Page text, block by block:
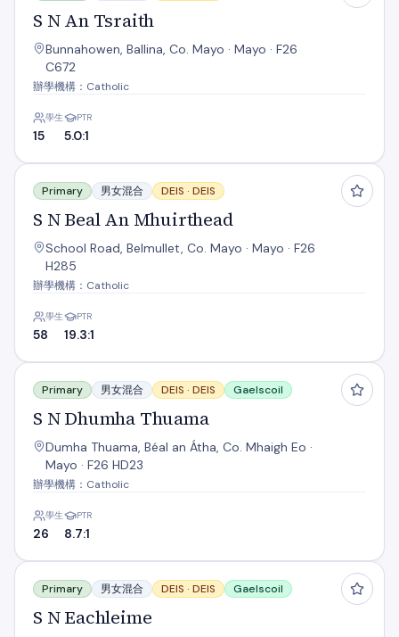
S N An Tsraith
Bunnahowen, Ballina, Co. Mayo · Mayo · F26
C672
辦學機構：Catholic
學生
15
PTR
5.0:1
S N Beal An Mhuirthead
Primary 男女混合 DEIS · DEIS
S N Beal An Mhuirthead
School Road, Belmullet, Co. Mayo · Mayo · F26
H285
辦學機構：Catholic
學生
58
PTR
19.3:1
S N Dhumha Thuama
Primary 男女混合 DEIS · DEIS Gaelscoil
S N Dhumha Thuama
Dumha Thuama, Béal an Átha, Co. Mhaigh Eo ·
Mayo · F26 HD23
辦學機構：Catholic
學生
26
PTR
8.7:1
S N Eachleime
Primary 男女混合 DEIS · DEIS Gaelscoil
S N Eachleime